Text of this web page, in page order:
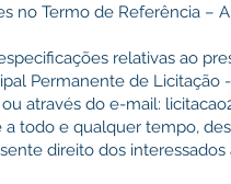
no Termo de Referência –
relativas ao
Permanente de
através do e-mail:
todo e qualquer tempo,
direito dos